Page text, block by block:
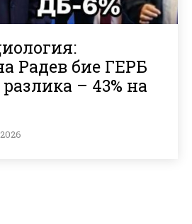
Радев бие ГЕРБ
– 43% на